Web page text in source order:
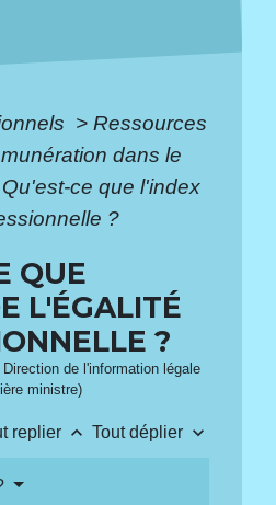
> Ressources
dans le
Qu'est-ce que l'index
?
QUE
L'ÉGALITÉ
?
de l'information légale
ministre)
replier keyboard_arrow_up Tout déplier keyboard_arrow_down